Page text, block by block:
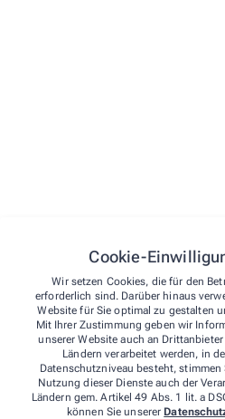
Cookie-
Wir setzen Cookies, die für den
erforderlich sind. Darüber hinaus
Website für Sie optimal zu gestalten
Mit Ihrer Zustimmung geben wir
unserer Website auch an
Ländern verarbeitet werden, in
Datenschutzniveau besteht,
Nutzung dieser Dienste auch der
Ländern gem. Artikel 49 Abs. 1 lit. a
können Sie unserer
Kontakt
Sprötzer-Apotheke
Niedersachsenstraße 8, 21244
04186/88 95 55
04186/88 95 56
gesund@sproetzer-apotheke.de
Informationen